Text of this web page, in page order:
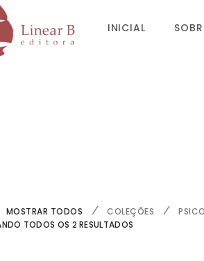
INICIAL
MOSTRAR TODOS COLEÇÕES
TODOS OS 2 RESULTADOS